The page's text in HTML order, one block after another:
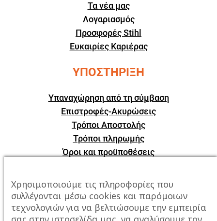
Τα νέα μας
Λογαριασμός
Προσφορές Stihl
Ευκαιρίες Καριέρας
ΥΠΟΣΤΗΡΙΞΗ
Υπαναχώρηση από τη σύμβαση
Επιστροφές-Ακυρώσεις
Τρόποι Αποστολής
Τρόποι πληρωμής
Όροι και προϋποθέσεις
ΕΠΙΚΟΙΝΩΝΙΑ
Πόλη: Καβάλα, Σταυρός Αμυγδαλεώνα
Χρησιμοποιούμε τις πληροφορίες που
συλλέγονται μέσω cookies και παρόμοιων
τεχνολογιών για να βελτιώσουμε την εμπειρία